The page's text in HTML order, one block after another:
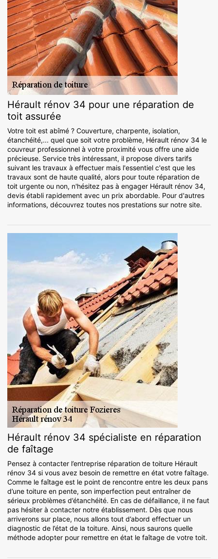
Hérault rénov 34 pour une réparation de
toit assurée
Votre toit est abîmé ? Couverture, charpente, isolation,
étanchéité,... quel que soit votre problème, Hérault rénov 34 le
couvreur professionnel à votre proximité vous offre une aide
précieuse. Service très intéressant, il propose divers tarifs
suivant les travaux à effectuer mais l'essentiel c'est que les
travaux sont de haute qualité, alors pour toute réparation de
toit urgente ou non, n'hésitez pas à engager Hérault rénov 34,
devis établi rapidement avec un prix abordable. Pour d'autres
informations, découvrez toutes nos prestations sur notre site.
Hérault rénov 34 spécialiste en réparation
de faîtage
Pensez à contacter l’entreprise réparation de toiture Hérault
rénov 34 si vous avez besoin de remettre en état votre faîtage.
Comme le faîtage est le point de rencontre entre les deux pans
d’une toiture en pente, son imperfection peut entraîner de
sérieux problèmes d’étanchéité. En cas de défaillance, il ne faut
pas hésiter à contacter notre établissement. Dès que nous
arriverons sur place, nous allons tout d’abord effectuer un
diagnostic de l’état de la toiture. Ainsi, nous saurons quelle
méthode adopter pour remettre en état le faîtage de votre toit.